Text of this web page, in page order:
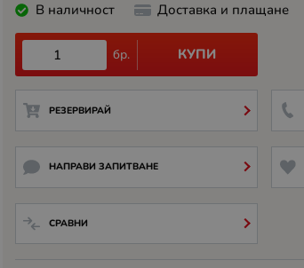
В наличност Доставка и плащане
бр. КУПИ
РЕЗЕРВИРАЙ
НАПРАВИ ЗАПИТВАНЕ
СРАВНИ